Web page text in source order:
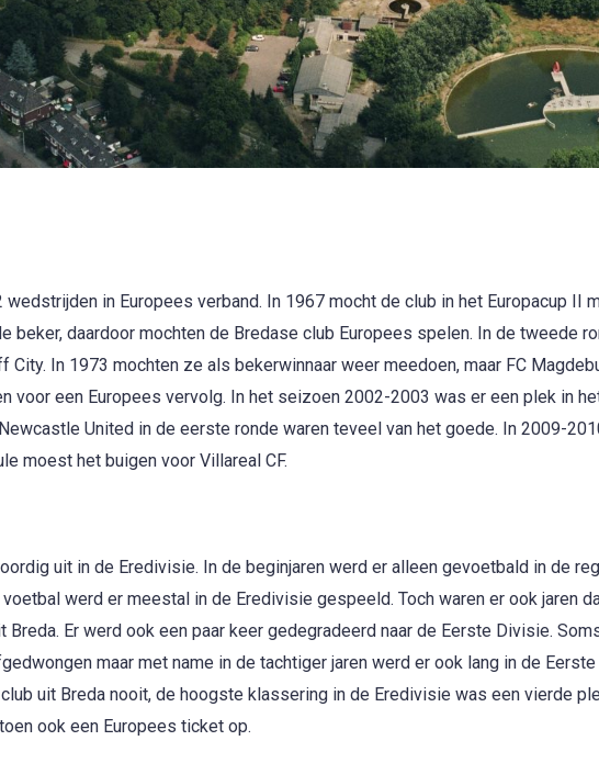
in Europees verband. In 1967 mocht de club in het Europacup II
beker, daardoor mochten de Bredase club Europees spelen. In de tweede
City. In 1973 mochten ze als bekerwinnaar weer meedoen, maar FC
voor een Europees vervolg. In het seizoen 2002-2003 was er een plek in
United in de eerste ronde waren teveel van het goede. In 2009-
moest het buigen voor Villareal CF.
uit in de Eredivisie. In de beginjaren werd er alleen gevoetbald in de
werd er meestal in de Eredivisie gespeeld. Toch waren er ook jaren
Breda. Er werd ook een paar keer gedegradeerd naar de Eerste Divisie.
maar met name in de tachtiger jaren werd er ook lang in de
uit Breda nooit, de hoogste klassering in de Eredivisie was een vierde
ook een Europees ticket op.